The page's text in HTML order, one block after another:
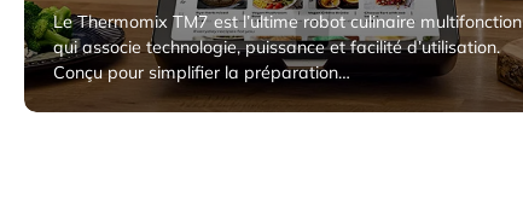
Le Thermomix TM7 est l’ultime robot culinaire multifonction
qui associe technologie, puissance et facilité d’utilisation.
Conçu pour simplifier la préparation…
2 avril 2025